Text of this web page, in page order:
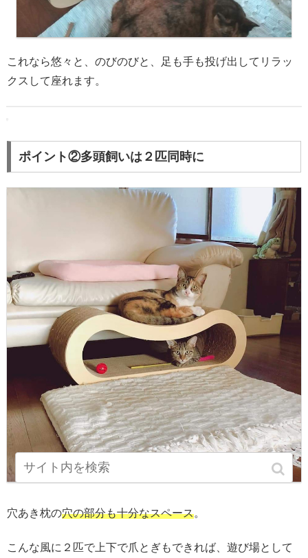
これなら悠々と、のびのびと、足も手も投げ出してリラッ
クスして座れます。
ポイント②多頭飼いは２匹同時に
穴あき枕の穴の部分も十分なスペース。
こんな風に２匹で上下で爪とぎもできれば、遊び場として